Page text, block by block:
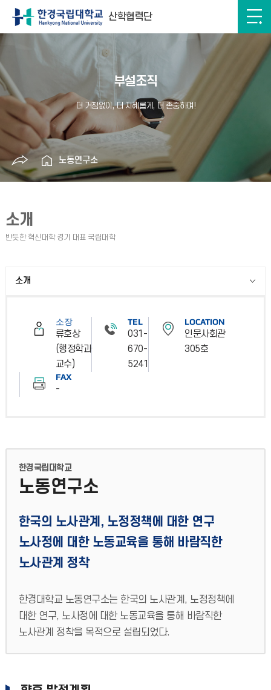
산학협력단
부설조직
노동연구소
소개
소개
소장
류호상
(행정학과
교수)
TEL
031-
670-
5241
LOCATION
인문사회관
305호
FAX
-
한경국립대학교
노동연구소
한국의 노사관계, 노정정책에 대한 연구
노사정에 대한 노동교육을 통해 바람직한
노사관계 정착
한경대학교 노동연구소는 한국의 노사관계, 노정정책에
대한 연구, 노사정에 대한 노동교육을 통해 바람직한
노사관계 정착을 목적으로 설립되었다.